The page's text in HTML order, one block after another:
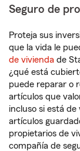
Seguro de
Proteja sus
que la vida le
de vivienda de
¿qué está
puede reparar o
artículos que
incluso si está de
artículos
propietarios de
compañía de